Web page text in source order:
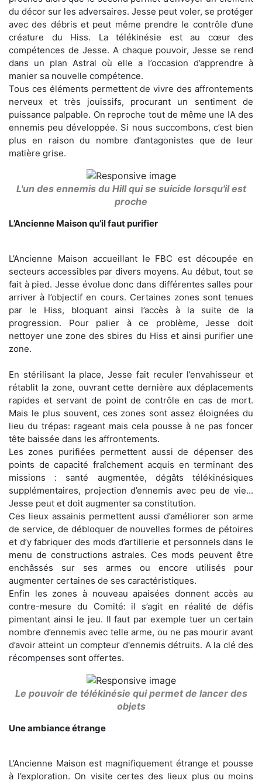
du décor sur les adversaires. Jesse peut voler, se protéger
avec des débris et peut même prendre le contrôle d’une
créature du Hiss. La télékinésie est au cœur des
compétences de Jesse. A chaque pouvoir, Jesse se rend
dans un plan Astral où elle a l’occasion d’apprendre à
manier sa nouvelle compétence.
Tous ces éléments permettent de vivre des affrontements
nerveux et très jouissifs, procurant un sentiment de
puissance palpable. On reproche tout de même une IA des
ennemis peu développée. Si nous succombons, c’est bien
plus en raison du nombre d’antagonistes que de leur
matière grise.
L'un des ennemis du Hill qui se suicide lorsqu'il est
proche
L’Ancienne Maison qu’il faut purifier
L’Ancienne Maison accueillant le FBC est découpée en
secteurs accessibles par divers moyens. Au début, tout se
fait à pied. Jesse évolue donc dans différentes salles pour
arriver à l’objectif en cours. Certaines zones sont tenues
par le Hiss, bloquant ainsi l’accès à la suite de la
progression. Pour palier à ce problème, Jesse doit
nettoyer une zone des sbires du Hiss et ainsi purifier une
zone.
En stérilisant la place, Jesse fait reculer l’envahisseur et
rétablit la zone, ouvrant cette dernière aux déplacements
rapides et servant de point de contrôle en cas de mort.
Mais le plus souvent, ces zones sont assez éloignées du
lieu du trépas: rageant mais cela pousse à ne pas foncer
tête baissée dans les affrontements.
Les zones purifiées permettent aussi de dépenser des
points de capacité fraîchement acquis en terminant des
missions : santé augmentée, dégâts télékinésiques
supplémentaires, projection d’ennemis avec peu de vie...
Jesse peut et doit augmenter sa constitution.
Ces lieux assainis permettent aussi d’améliorer son arme
de service, de débloquer de nouvelles formes de pétoires
et d’y fabriquer des mods d’artillerie et personnels dans le
menu de constructions astrales. Ces mods peuvent être
enchâssés sur ses armes ou encore utilisés pour
augmenter certaines de ses caractéristiques.
Enfin les zones à nouveau apaisées donnent accès au
contre-mesure du Comité: il s’agit en réalité de défis
pimentant ainsi le jeu. Il faut par exemple tuer un certain
nombre d’ennemis avec telle arme, ou ne pas mourir avant
d’avoir atteint un compteur d'ennemis détruits. A la clé des
récompenses sont offertes.
Le pouvoir de télékinésie qui permet de lancer des
objets
Une ambiance étrange
L’Ancienne Maison est magnifiquement étrange et pousse
à l’exploration. On visite certes des lieux plus ou moins